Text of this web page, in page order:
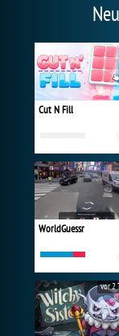
Cut N Fill
WorldGuessr
vor 2